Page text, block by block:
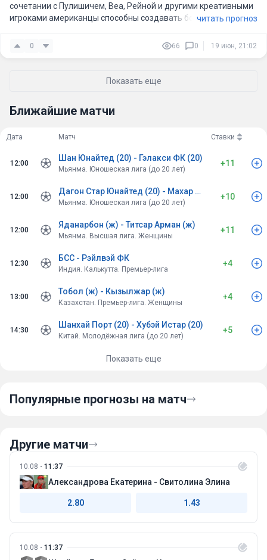
сочетании с Пулишичем, Веа, Рейной и другими креативными
игроками американцы способны создавать большое
Для хозяев это очень важный матч в борьбе за первое место
США наверняка постараются захватить инициативу уже с
первых минут, будут активно прессинговать и постоянно
заметно уступают сопернику, а против команды такого
выдерживать высокий темп на протяжении всей встречи.
как минимум дважды поразят ворота соперника. Поэтому
оптимальной ставкой выглядит индивидуальный тотал
сборной США больше 1.5 гола.
читать прогноз
0 66 0 19 июн, 21:02
Показать еще
Ближайшие матчи
Дата Матч Ставки
12:00
Шан Юнайтед (20) - Гэлакси ФК (20)
Мьянма. Юношеская лига (до 20 лет)
+11
12:00
Дагон Стар Юнайтед (20) - Махар Юнайтед (20)
Мьянма. Юношеская лига (до 20 лет)
+10
12:00
Яданарбон (ж) - Титсар Арман (ж)
Мьянма. Высшая лига. Женщины
+11
12:30
БСС - Рэйлвэй ФК
Индия. Калькутта. Премьер-лига
+4
13:00
Тобол (ж) - Кызылжар (ж)
Казахстан. Премьер-лига. Женщины
+4
14:30
Шанхай Порт (20) - Хубэй Истар (20)
Китай. Молодёжная лига (до 20 лет)
+5
Показать еще
Популярные прогнозы на матч
Другие матчи
10.08 11:37
Александрова Екатерина - Свитолина Элина
2.80 1.43
10.08 11:37